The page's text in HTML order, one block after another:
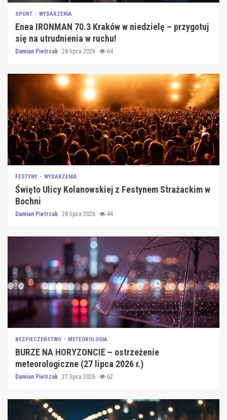
SPORT WYDARZENIA
Enea IRONMAN 70.3 Kraków w niedzielę – przygotuj
się na utrudnienia w ruchu!
Damian Pietrzak 28 lipca 2026 64
FESTYNY WYDARZENIA
Święto Ulicy Kolanowskiej z Festynem Strażackim w
Bochni
Damian Pietrzak 28 lipca 2026 44
BEZPIECZEŃSTWO METEOROLOGIA
BURZE NA HORYZONCIE – ostrzeżenie
meteorologiczne (27 lipca 2026 r.)
Damian Pietrzak 27 lipca 2026 62